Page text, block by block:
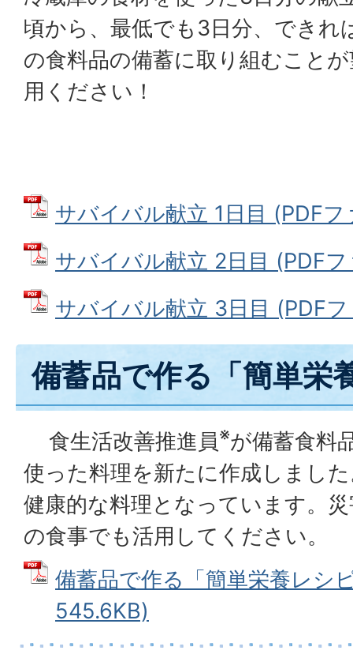
頃から、最低でも3日分、できれ
の食料品の備蓄に取り組むこと
用ください！
サバイバル献立 1日目 (PDF
サバイバル献立 2日目 (PDF
サバイバル献立 3日目 (PDF
備蓄品で作る「簡単栄
食生活改善推進員※が備蓄食料
使った料理を新たに作成しまし
健康的な料理となっています。
の食事でも活用してください。
備蓄品で作る「簡単栄養レシ
545.6KB)